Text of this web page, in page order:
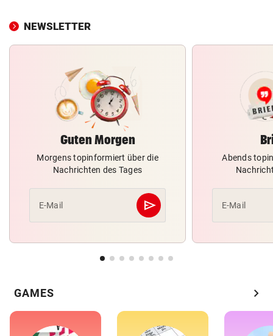
NEWSLETTER
Guten Morgen
Morgens topinformiert über die
Nachrichten des Tages
E-Mail send
Abschicken
Abends
E-Mail
GAMES chevron_right